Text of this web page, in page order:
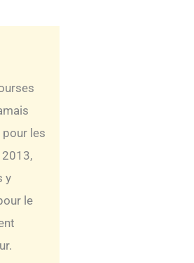
pour les
2013,
y
le